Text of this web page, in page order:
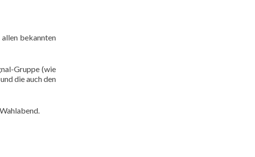
bekannten
Gruppe (wie
die auch den